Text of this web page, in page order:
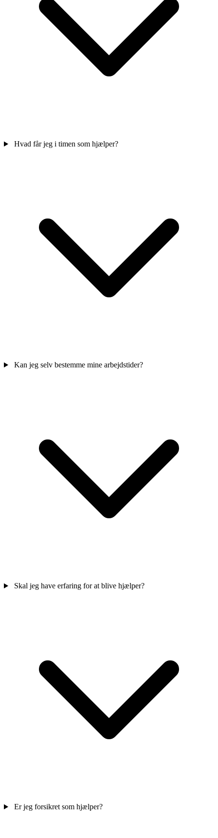
Hvad får jeg i timen som hjælper?
Kan jeg selv bestemme mine arbejdstider?
Skal jeg have erfaring for at blive hjælper?
Er jeg forsikret som hjælper?